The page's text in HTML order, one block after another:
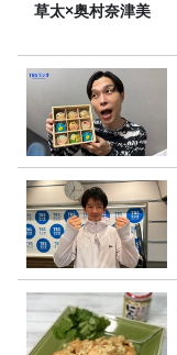
草太×奥村奈津美